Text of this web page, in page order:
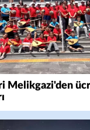
Melikgazi'den